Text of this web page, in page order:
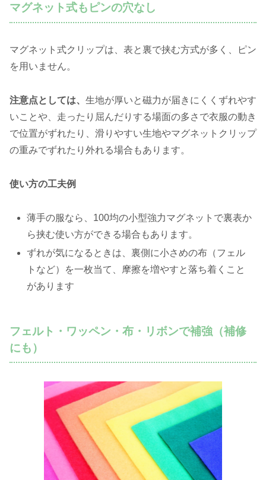
マグネット式もピンの穴なし
マグネット式クリップは、表と裏で挟む方式が多く、ピン
を用いません。
注意点としては、 生地が厚いと磁力が届きにくくずれやす
いことや、走ったり屈んだりする場面の多さで衣服の動き
で位置がずれたり、滑りやすい生地やマグネットクリップ
の重みでずれたり外れる場合もあります。
使い方の工夫例
薄手の服なら、100均の小型強力マグネットで裏表か
ら挟む使い方ができる場合もあります。
ずれが気になるときは、裏側に小さめの布（フェル
トなど）を一枚当て、摩擦を増やすと落ち着くこと
があります
フェルト・ワッペン・布・リボンで補強（補修
にも）